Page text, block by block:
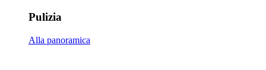
Pulizia
Alla panoramica